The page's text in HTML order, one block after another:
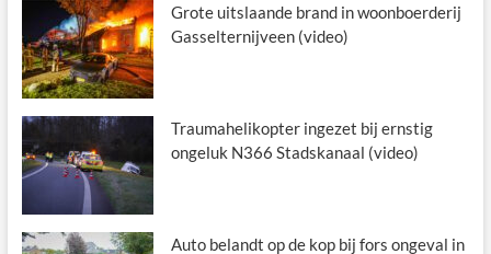
Grote uitslaande brand in woonboerderij
Gasselternijveen (video)
Traumahelikopter ingezet bij ernstig
ongeluk N366 Stadskanaal (video)
Auto belandt op de kop bij fors ongeval in